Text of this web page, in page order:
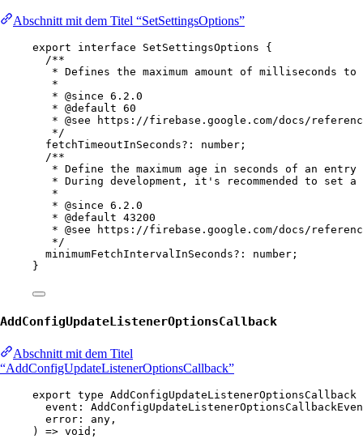
Abschnitt mit dem Titel “SetSettingsOptions”
export interface SetSettingsOptions {
/**
* Defines the maximum amount of milliseconds
*
* @since 6.2.0
* @default 60
* @see
https://firebase.google.com/docs/
*/
fetchTimeoutInSeconds?: number ;
/**
* Define the maximum age in seconds of an
* During development, it's recommended to
*
* @since 6.2.0
* @default 43200
* @see
https://firebase.google.com/docs/
*/
minimumFetchIntervalInSeconds?: number ;
}
AddConfigUpdateListenerOptionsCallback
Abschnitt mit dem Titel
“AddConfigUpdateListenerOptionsCallback”
export type AddConfigUpdateListenerOptionsCallback
event :
error : any ,
) => void ;